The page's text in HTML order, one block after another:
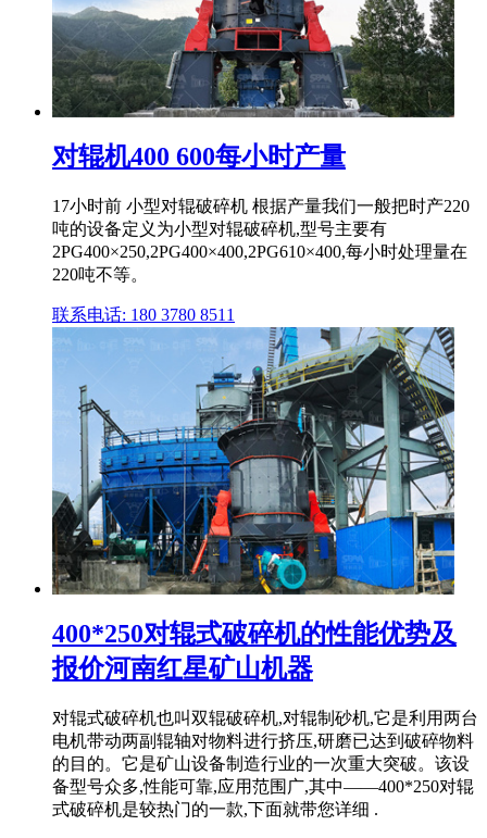
对辊机400 600每小时产量
17小时前 小型对辊破碎机 根据产量我们一般把时产220
吨的设备定义为小型对辊破碎机,型号主要有
2PG400×250,2PG400×400,2PG610×400,每小时处理量在
220吨不等。
联系电话: 180 3780 8511
400*250对辊式破碎机的性能优势及
报价河南红星矿山机器
对辊式破碎机也叫双辊破碎机,对辊制砂机,它是利用两台
电机带动两副辊轴对物料进行挤压,研磨已达到破碎物料
的目的。它是矿山设备制造行业的一次重大突破。该设
备型号众多,性能可靠,应用范围广,其中——400*250对辊
式破碎机是较热门的一款,下面就带您详细 .